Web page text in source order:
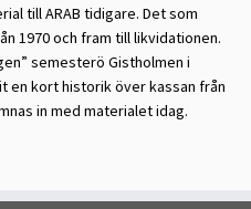
till ARAB tidigare. Det som
1970 och fram till likvidationen.
semesterö Gistholmen i
en kort historik över kassan från
in med materialet idag.